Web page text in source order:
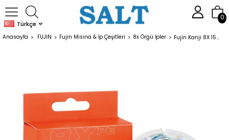
Türkçe
0
Anasayfa FUJIN Fujin Misina & İp Çeşitleri 8x Örgü İpler Fujin Kanji 8X 150MT Multi Color Pe Line